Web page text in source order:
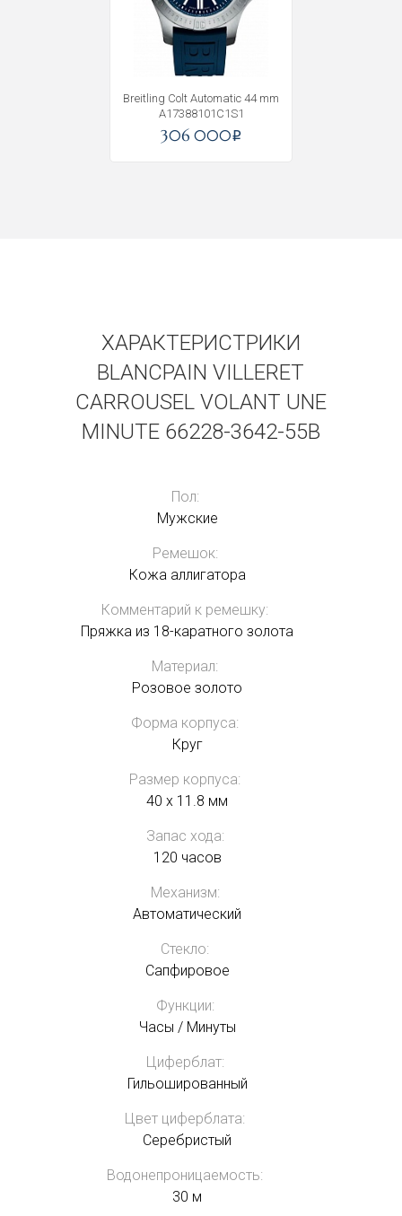
Breitling Colt Automatic 44 mm
A17388101C1S1
306 000i
ХАРАКТЕРИСТРИКИ
BLANCPAIN VILLERET
CARROUSEL VOLANT UNE
MINUTE 66228-3642-55B
Пол:
Мужские
Ремешок:
Кожа аллигатора
Комментарий к ремешку:
Пряжка из 18-каратного золота
Материал:
Розовое золото
Форма корпуса:
Круг
Размер корпуса:
40 x 11.8 мм
Запас хода:
120 часов
Механизм:
Автоматический
Стекло:
Сапфировое
Функции:
Часы / Минуты
Циферблат:
Гильошированный
Цвет циферблата:
Серебристый
Водонепроницаемость:
30 м
Получать на почту